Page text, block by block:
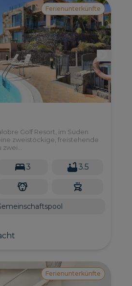
Ferienunterkünfte
Golf Resort, im Süden
zweistöckige, freistehende
zwei
3 3.5
Ferienunterkünfte